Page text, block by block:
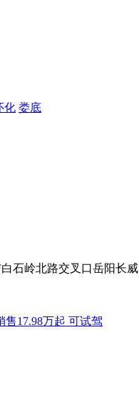
化 娄底
石岭北路交叉口岳阳长威
17.98万起 可试驾